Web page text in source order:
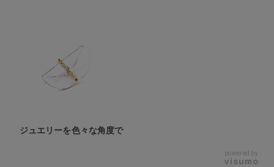
ジュエリーを色々な角度で
powered by